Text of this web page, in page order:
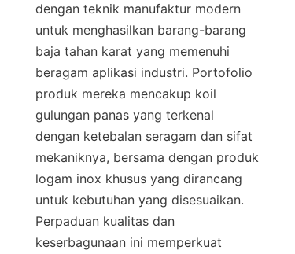
dengan teknik manufaktur modern
untuk menghasilkan barang-barang
baja tahan karat yang memenuhi
beragam aplikasi industri. Portofolio
produk mereka mencakup koil
gulungan panas yang terkenal
dengan ketebalan seragam dan sifat
mekaniknya, bersama dengan produk
logam inox khusus yang dirancang
untuk kebutuhan yang disesuaikan.
Perpaduan kualitas dan
keserbagunaan ini memperkuat